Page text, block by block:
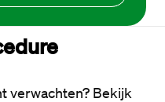
verwachten? Bekijk